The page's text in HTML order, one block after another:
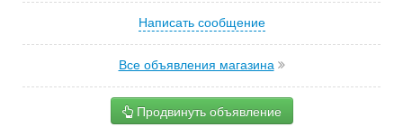
Написать сообщение
Все объявления магазина
Продвинуть объявление